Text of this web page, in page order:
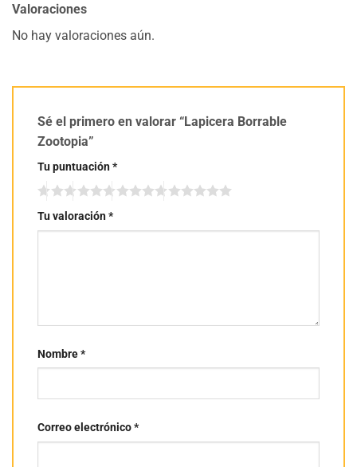
Valoraciones
No hay valoraciones aún.
Sé el primero en valorar “Lapicera Borrable
Zootopia”
Tu puntuación*
Tu valoración*
Nombre*
Correo electrónico*